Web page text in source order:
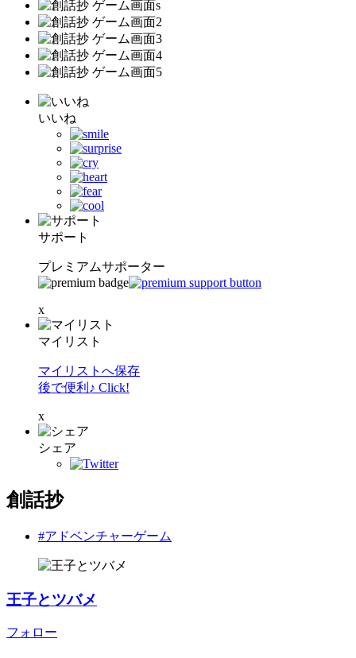
いいね
サポート
プレミアムサポーター
x
マイリスト
マイリストへ保存
後で便利♪ Click!
x
シェア
創話抄
#アドベンチャーゲーム
王子とツバメ
フォロー